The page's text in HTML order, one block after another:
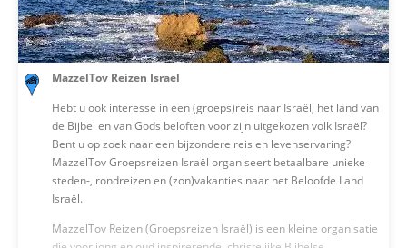
MazzelTov Reizen Israel
Hebt u ook interesse in een (groeps)reis naar Israël, het land van
de Bijbel en van Gods beloften voor zijn uitgekozen volk Israël?
Bent u op zoek naar een bijzondere reis en levenservaring?
MazzelTov Groepsreizen Israël organiseert betaalbare unieke
steden-, rondreizen en (zon)vakanties naar het Beloofde Land
Israël.
MazzelTov Reizen (Groepsreizen Israël) is een kleine organisatie